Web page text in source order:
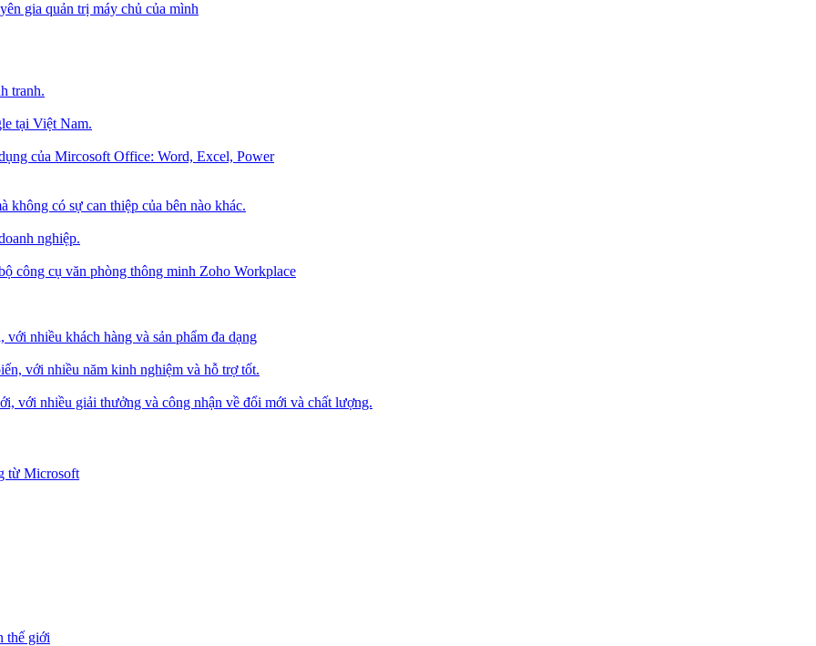
gia quản trị máy chủ của mình
tranh.
tại Việt Nam.
của Mircosoft Office: Word, Excel, Power
không có sự can thiệp của bên nào khác.
nghiệp.
công cụ văn phòng thông minh Zoho Workplace
nhiều khách hàng và sản phẩm đa dạng
với nhiều năm kinh nghiệm và hỗ trợ tốt.
với nhiều giải thưởng và công nhận về đổi mới và chất lượng.
từ Microsoft
thế giới